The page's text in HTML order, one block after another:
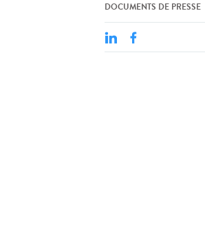
DOCUMENTS DE PRESSE